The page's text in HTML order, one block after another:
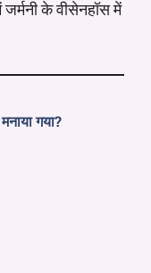
के वीसेनहॉस में
गया?